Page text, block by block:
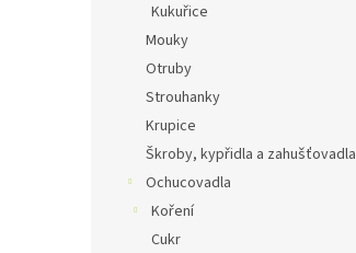
Kukuřice
Mouky
Otruby
Strouhanky
Krupice
Škroby, kypřidla a zahušťovadla
Ochucovadla
Koření
Cukr